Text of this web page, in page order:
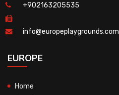
+902163205535
info@europeplaygrounds.com
EUROPE
Home